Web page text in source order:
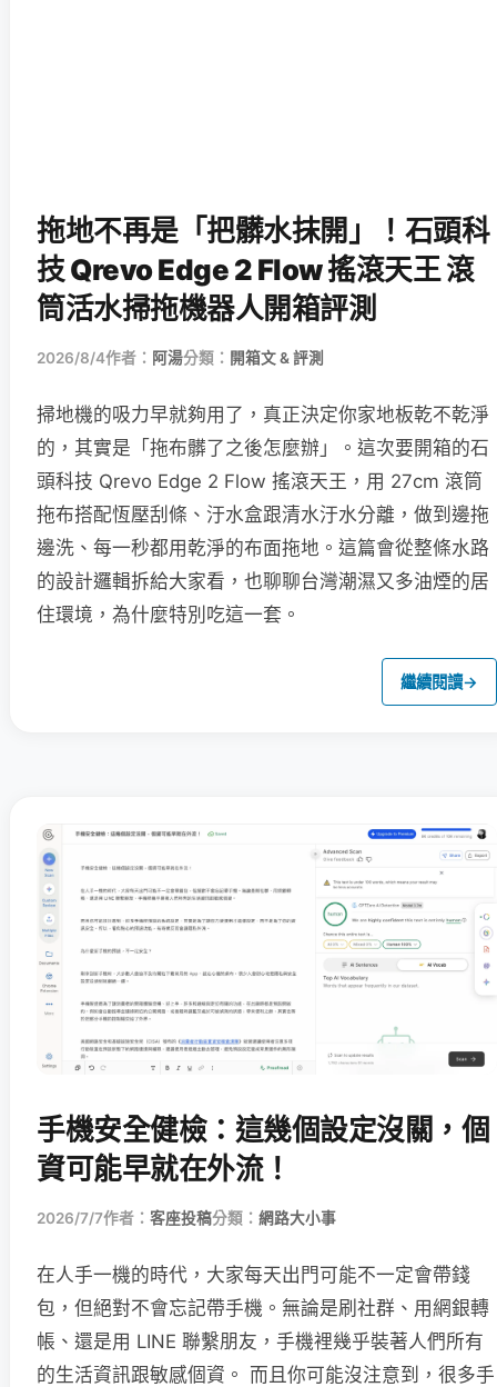
拖地不再是「把髒水抹開」！石頭科
技 Qrevo Edge 2 Flow 搖滾天王 滾
筒活水掃拖機器人開箱評測
2026/8/4作者： 阿湯分類： 開箱文 & 評測
掃地機的吸力早就夠用了，真正決定你家地板乾不乾淨
的，其實是「拖布髒了之後怎麼辦」。這次要開箱的石
頭科技 Qrevo Edge 2 Flow 搖滾天王，用 27cm 滾筒
拖布搭配恆壓刮條、汙水盒跟清水汙水分離，做到邊拖
邊洗、每一秒都用乾淨的布面拖地。這篇會從整條水路
的設計邏輯拆給大家看，也聊聊台灣潮濕又多油煙的居
住環境，為什麼特別吃這一套。
繼續閱讀→
手機安全健檢：這幾個設定沒關，個
資可能早就在外流！
2026/7/7作者： 客座投稿分類： 網路大小事
在人手一機的時代，大家每天出門可能不一定會帶錢
包，但絕對不會忘記帶手機。無論是刷社群、用網銀轉
帳、還是用 LINE 聯繫朋友，手機裡幾乎裝著人們所有
的生活資訊跟敏感個資。 而且你可能沒注意到，很多手